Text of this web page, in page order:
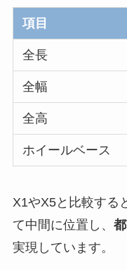
項目
全長
全幅
全高
ホイールベース
X1やX5と比較する
て中間に位置し、
実現しています。